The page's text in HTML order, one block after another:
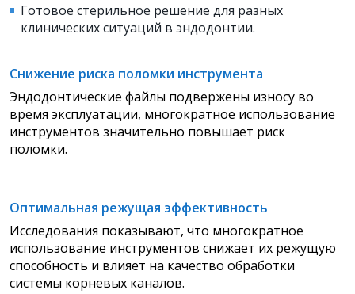
Готовое стерильное решение для разных
клинических ситуаций в эндодонтии.
Снижение риска поломки инструмента
Эндодонтические файлы подвержены износу во
время эксплуатации, многократное использование
инструментов значительно повышает риск
поломки.
Оптимальная режущая эффективность
Исследования показывают, что многократное
использование инструментов снижает их режущую
способность и влияет на качество обработки
системы корневых каналов.